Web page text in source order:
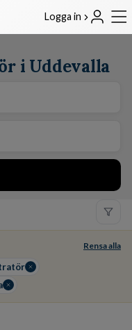
Logga in
i Uddevalla
Rensa alla